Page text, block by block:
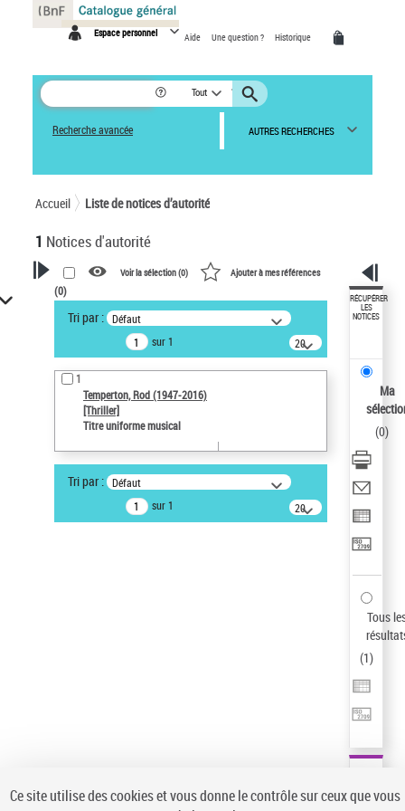
Espace personnel Aide Une question ? Historique
Tout
Recherche avancée AUTRES RECHERCHES
Accueil Liste de notices d’autorité
1 Notices d'autorité
VOTRE RECHERCHE
Recherche avancée dans les
notices d’autorité
Œuvres liées à l'auteur :
Temperton, Rod (1947-2016)
Statut de la notice d’autorité
Notice élémentaire
Type de notice d'autorité
Pays
Voir la sélection (0) Ajouter à mes références
(0)
Tri par : Défaut
sur 1
20
résultats/page
1
Temperton, Rod (1947-2016)
[Thriller]
Titre uniforme musical
Tri par : Défaut
sur 1
20
résultats/page
RÉCUPÉRER
LES
NOTICES
Ma
(0)
Tous
(1)
Panneau de gestion des cookies
Ce site utilise des cookies et vous donne le contrôle sur ceux que vous